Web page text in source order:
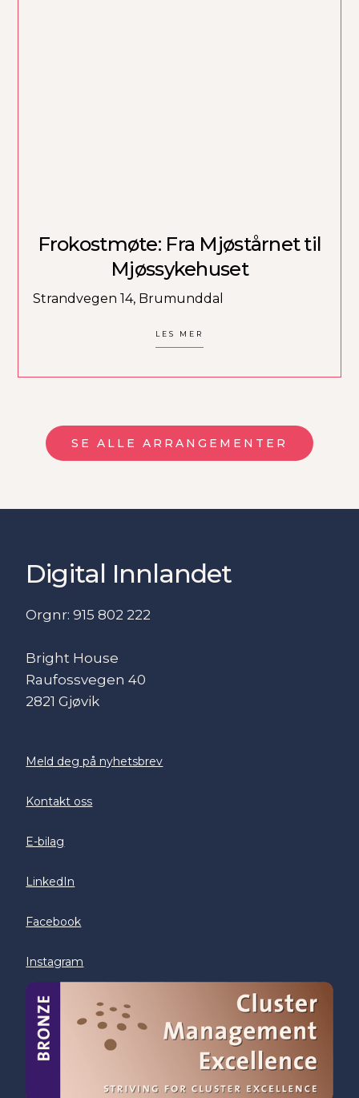
Frokostmøte: Fra Mjøstårnet til
Mjøssykehuset
Strandvegen 14, Brumunddal
LES MER
SE ALLE ARRANGEMENTER
Digital Innlandet
Orgnr: 915 802 222
Bright House
Raufossvegen 40
2821 Gjøvik
Meld deg på nyhetsbrev
Kontakt oss
E-bilag
LinkedIn
Facebook
Instagram